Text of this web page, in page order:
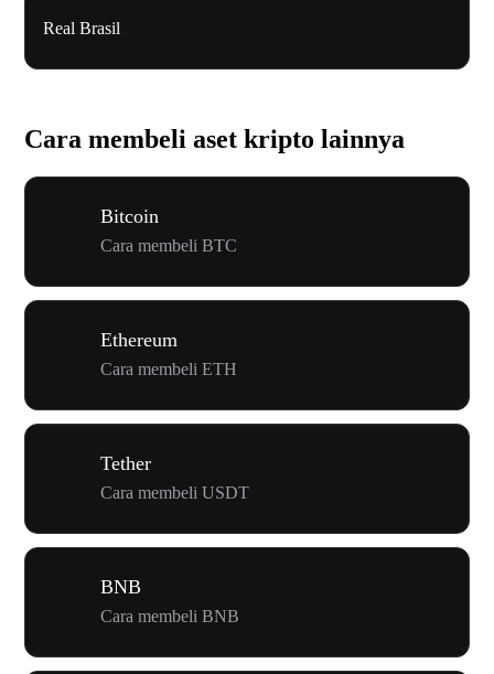
Real Brasil
Cara membeli aset kripto lainnya
Bitcoin
Cara membeli BTC
Ethereum
Cara membeli ETH
Tether
Cara membeli USDT
BNB
Cara membeli BNB